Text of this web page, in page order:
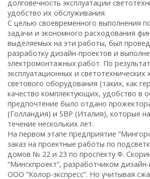
долговечность эксплуатации
удобство их обслуживания.
С целью своевременного выполнения
задачи и экономного расходования
выделяемых на эти работы, был
разработку дизайн-проектов и
электромонтажных работ. По
эксплуатационных и светотехнических
светового оборудования (таких, как
качество комплектующих, удобство в
предпочтение было отдано
(Голландия) и SBP (Италия), которые
течение нескольких лет.
На первом этапе предприятие
заказ на проектные работы по
домов № 22 и 23 по проспекту Ф.
“Минскпроект”, разработчиком
ООО “Колор-экспресс”. Но учитывая